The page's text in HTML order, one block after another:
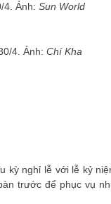
4. Ảnh: Sun World
4. Ảnh: Chí Kha
kỳ nghỉ lễ với lễ kỷ
trước để phục vụ